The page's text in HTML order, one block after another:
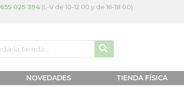
655 025 394(L-V de 10-12:00 y de 16-18:00)
NOVEDADES TIENDA FÍSICA